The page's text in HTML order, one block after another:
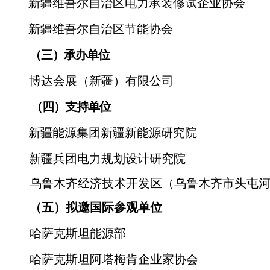
新疆维吾尔自治区电力承装修试企业协会
新疆维吾尔自治区节能协会
（三）承办单位
博达会展（新疆）有限公司
（四）支持单位
新疆能源集团新疆新能源研究院
新疆兵团电力规划设计研究院
乌鲁木齐经济技术开发区（乌鲁木齐市头屯
（五）拟邀国际参观单位
哈萨克斯坦能源部
哈萨克斯坦阿塔梅肯企业家协会